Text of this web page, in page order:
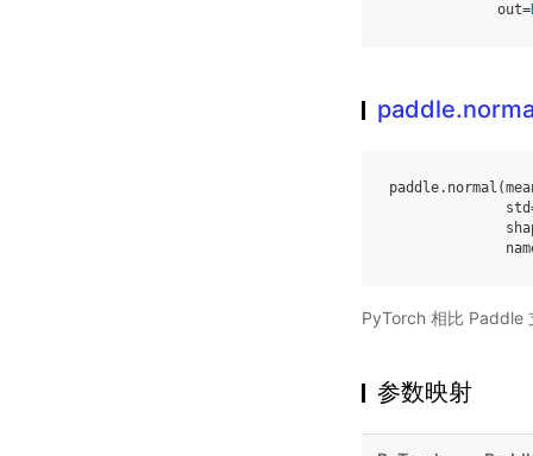
out=
paddle. normal (
std
PyTorch 相比 Paddle
参数映射